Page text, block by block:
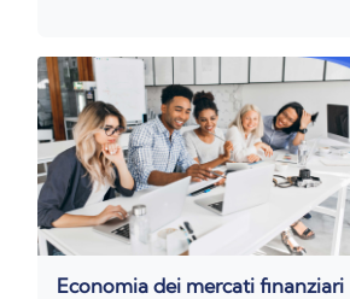
Economia dei mercati finanziari